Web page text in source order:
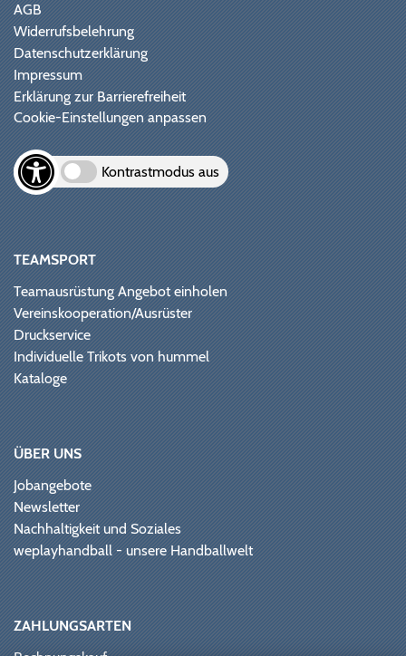
AGB
Widerrufsbelehrung
Datenschutzerklärung
Impressum
Erklärung zur Barrierefreiheit
Cookie-Einstellungen anpassen
Kontrastmodus aus
TEAMSPORT
Teamausrüstung Angebot einholen
Vereinskooperation/Ausrüster
Druckservice
Individuelle Trikots von hummel
Kataloge
ÜBER UNS
Jobangebote
Newsletter
Nachhaltigkeit und Soziales
weplayhandball - unsere Handballwelt
ZAHLUNGSARTEN